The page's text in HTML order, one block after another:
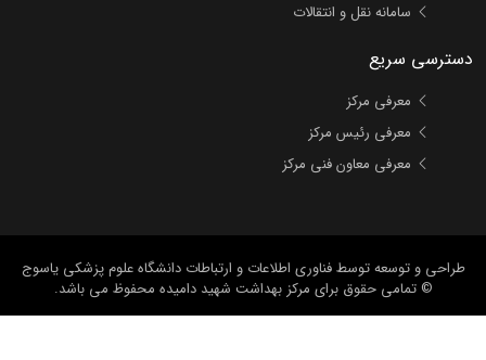
سامانه نقل و انتقالات
دسترسی سریع
معرفی مرکز
معرفی رئیس مرکز
معرفی معاون فنی مرکز
طراحی و توسعهتوسط فناوری اطلاعات و ارتباطات دانشگاه علوم پزشکی یاسوج
© تمامی حقوق برای مرکز بهداشت شهید دامیده محفوظ می باشد.